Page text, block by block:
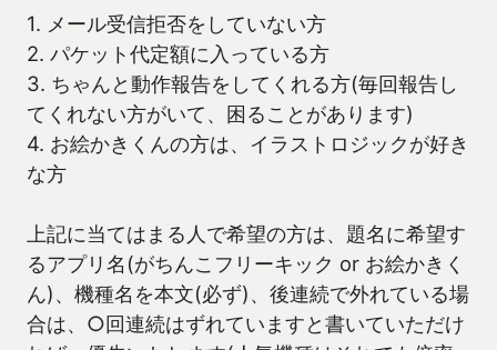
1. メール受信拒否をしていない方
2. パケット代定額に入っている方
3. ちゃんと動作報告をしてくれる方(毎回報告し
てくれない方がいて、困ることがあります)
4. お絵かきくんの方は、イラストロジックが好き
な方
上記に当てはまる人で希望の方は、題名に希望す
るアプリ名(がちんこフリーキック or お絵かきく
ん)、機種名を本文(必ず)、後連続で外れている場
合は、○回連続はずれていますと書いていただけ